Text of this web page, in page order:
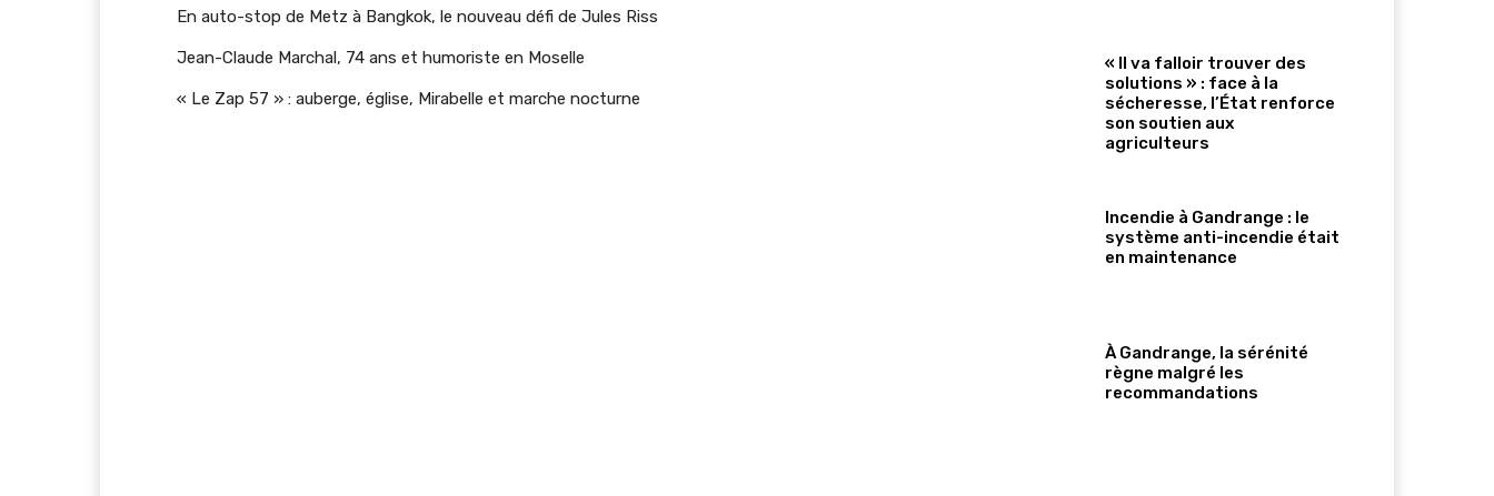
En auto-stop de Metz à Bangkok, le nouveau défi de Jules Riss
Jean-Claude Marchal, 74 ans et humoriste en Moselle
« Le Zap 57 » : auberge, église, Mirabelle et marche nocturne
« Il va falloir trouver des
solutions » : face à la
sécheresse, l’État renforce
son soutien aux
agriculteurs
Incendie à Gandrange : le
système anti-incendie était
en maintenance
À Gandrange, la sérénité
règne malgré les
recommandations